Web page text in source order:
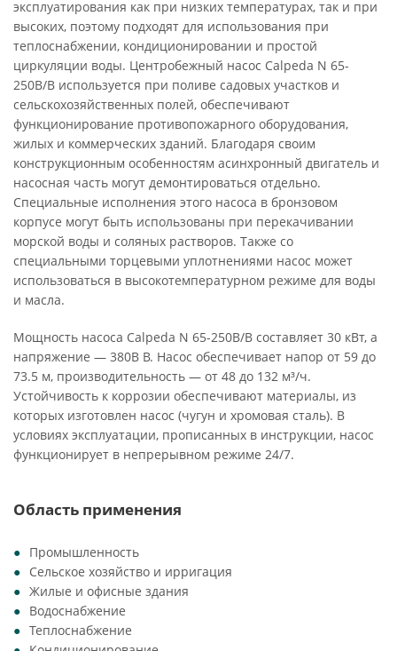
эксплуатирования как при низких температурах, так и при
высоких, поэтому подходят для использования при
теплоснабжении, кондиционировании и простой
циркуляции воды. Центробежный насос Calpeda N 65-
250B/B используется при поливе садовых участков и
сельскохозяйственных полей, обеспечивают
функционирование противопожарного оборудования,
жилых и коммерческих зданий. Благодаря своим
конструкционным особенностям асинхронный двигатель и
насосная часть могут демонтироваться отдельно.
Специальные исполнения этого насоса в бронзовом
корпусе могут быть использованы при перекачивании
морской воды и соляных растворов. Также со
специальными торцевыми уплотнениями насос может
использоваться в высокотемпературном режиме для воды
и масла.
Мощность насоса Calpeda N 65-250B/B составляет 30 кВт, а
напряжение — 380В В. Насос обеспечивает напор от 59 до
73.5 м, производительность — от 48 до 132 м³/ч.
Устойчивость к коррозии обеспечивают материалы, из
которых изготовлен насос (чугун и хромовая сталь). В
условиях эксплуатации, прописанных в инструкции, насос
функционирует в непрерывном режиме 24/7.
Область применения
Промышленность
Сельское хозяйство и ирригация
Жилые и офисные здания
Водоснабжение
Теплоснабжение